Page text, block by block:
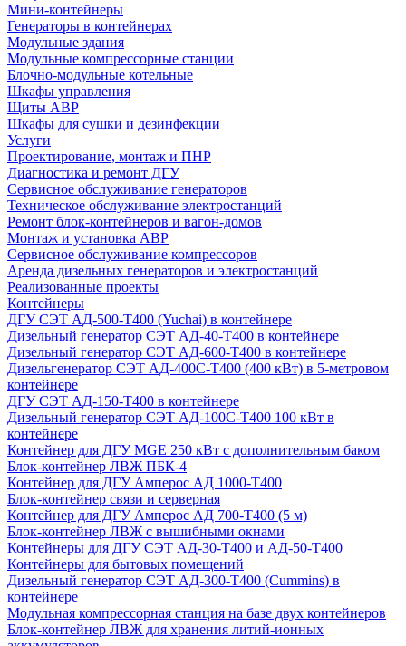
Мини-контейнеры
Генераторы в контейнерах
Модульные здания
Модульные компрессорные станции
Блочно-модульные котельные
Шкафы управления
Щиты АВР
Шкафы для сушки и дезинфекции
Услуги
Проектирование, монтаж и ПНР
Диагностика и ремонт ДГУ
Сервисное обслуживание генераторов
Техническое обслуживание электростанций
Ремонт блок-контейнеров и вагон-домов
Монтаж и установка АВР
Сервисное обслуживание компрессоров
Аренда дизельных генераторов и электростанций
Реализованные проекты
Контейнеры
ДГУ СЭТ АД-500-Т400 (Yuchai) в контейнере
Дизельный генератор СЭТ АД-40-Т400 в контейнере
Дизельный генератор СЭТ АД-600-Т400 в контейнере
Дизельгенератор СЭТ АД-400С-Т400 (400 кВт) в 5-метровом
контейнере
ДГУ СЭТ АД-150-Т400 в контейнере
Дизельный генератор СЭТ АД-100С-Т400 100 кВт в
контейнере
Контейнер для ДГУ MGE 250 кВт с дополнительным баком
Блок-контейнер ЛВЖ ПБК-4
Контейнер для ДГУ Амперос АД 1000-Т400
Блок-контейнер связи и серверная
Контейнер для ДГУ Амперос АД 700-Т400 (5 м)
Блок-контейнер ЛВЖ с вышибными окнами
Контейнеры для ДГУ СЭТ АД-30-Т400 и АД-50-Т400
Контейнеры для бытовых помещений
Дизельный генератор СЭТ АД-300-Т400 (Cummins) в
контейнере
Модульная компрессорная станция на базе двух контейнеров
Блок-контейнер ЛВЖ для хранения литий-ионных